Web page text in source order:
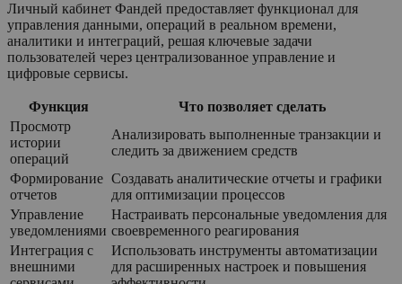
Личный кабинет Фандей предоставляет функционал для
управления данными, операций в реальном времени,
аналитики и интеграций, решая ключевые задачи
пользователей через централизованное управление и
цифровые сервисы.
Функция
Что позволяет сделать
Просмотр
истории
операций
Анализировать выполненные транзакции и
следить за движением средств
Формирование
отчетов
Создавать аналитические отчеты и графики
для оптимизации процессов
Управление
уведомлениями
Настраивать персональные уведомления для
своевременного реагирования
Интеграция с
внешними
Использовать инструменты автоматизации
для расширенных настроек и повышения